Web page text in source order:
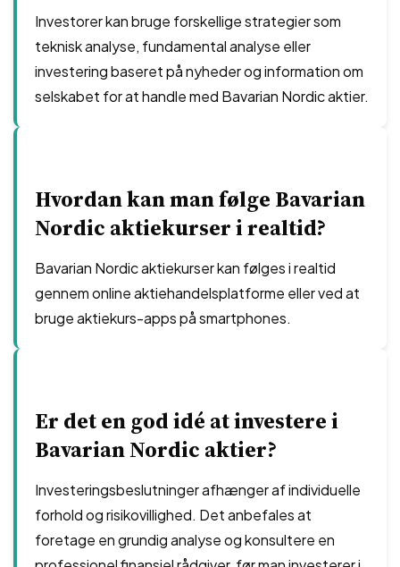
Investorer kan bruge forskellige strategier som
teknisk analyse, fundamental analyse eller
investering baseret på nyheder og information om
selskabet for at handle med Bavarian Nordic aktier.
Hvordan kan man følge Bavarian
Nordic aktiekurser i realtid?
Bavarian Nordic aktiekurser kan følges i realtid
gennem online aktiehandelsplatforme eller ved at
bruge aktiekurs-apps på smartphones.
Er det en god idé at investere i
Bavarian Nordic aktier?
Investeringsbeslutninger afhænger af individuelle
forhold og risikovillighed. Det anbefales at
foretage en grundig analyse og konsultere en